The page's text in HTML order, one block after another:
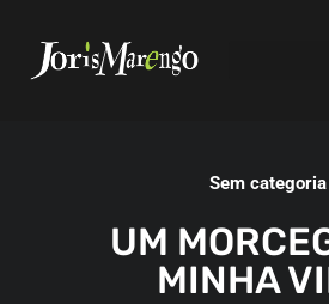
Sem categoria
UM
MINHA